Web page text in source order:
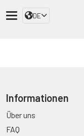
DE
Informationen
Über uns
FAQ